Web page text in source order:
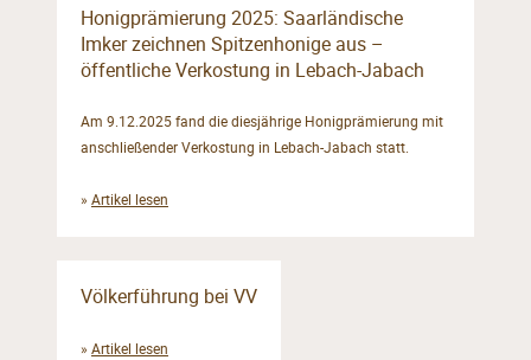
Honigprämierung 2025: Saarländische
Imker zeichnen Spitzenhonige aus –
öffentliche Verkostung in Lebach-Jabach
Am 9.12.2025 fand die diesjährige Honigprämierung mit
anschließender Verkostung in Lebach-Jabach statt.
» Artikel lesen
Völkerführung bei VV
» Artikel lesen